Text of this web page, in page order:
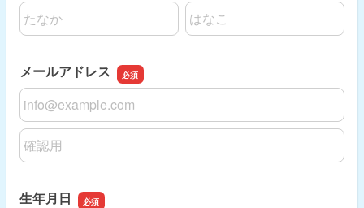
名前の姓
名前の名
メールアドレス
メールアドレス
メールアドレスの確認用
生年月日